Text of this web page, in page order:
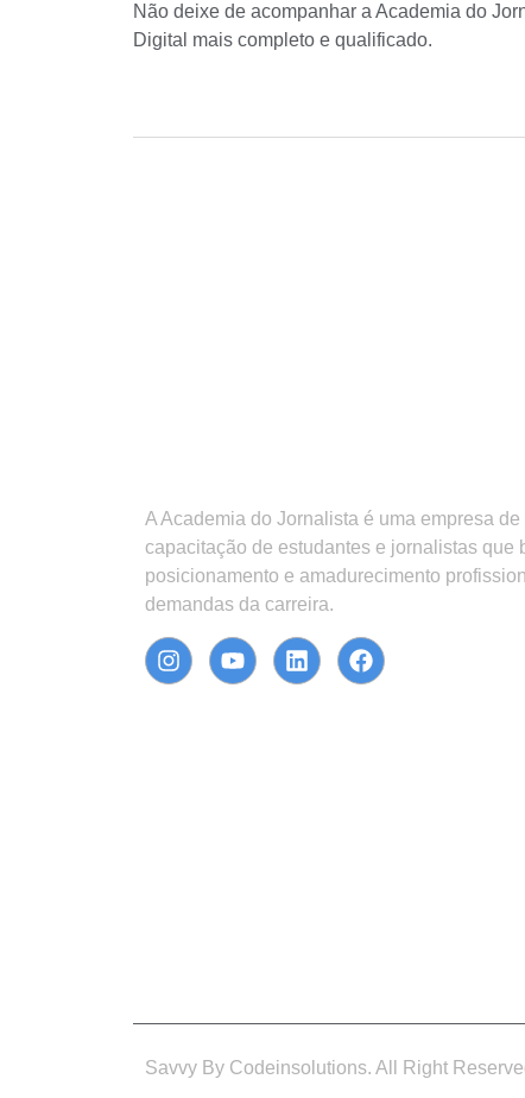
Não deixe de acompanhar a Academia do
Digital mais completo e qualificado.
A Academia do Jornalista é uma empresa de
capacitação de estudantes e jornalistas que
posicionamento e amadurecimento
demandas da carreira.
Savvy By Codeinsolutions. All Right